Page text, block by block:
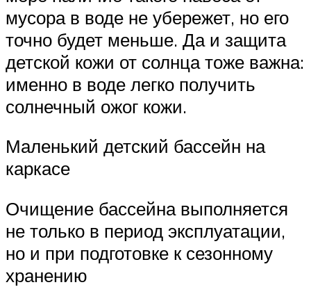
мусора в воде не убережет, но его
точно будет меньше. Да и защита
детской кожи от солнца тоже важна:
именно в воде легко получить
солнечный ожог кожи.
Маленький детский бассейн на
каркасе
Очищение бассейна выполняется
не только в период эксплуатации,
но и при подготовке к сезонному
хранению